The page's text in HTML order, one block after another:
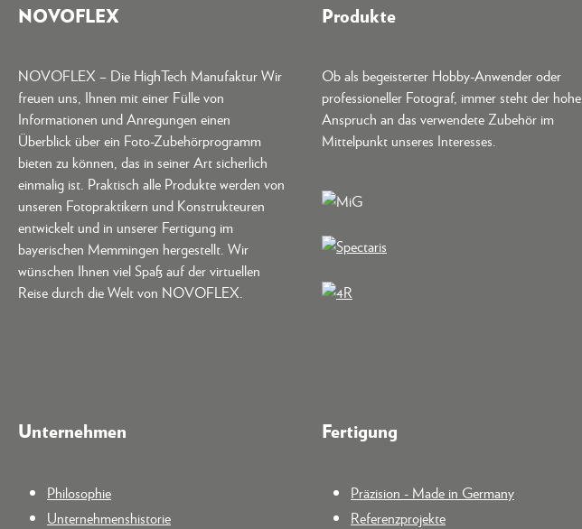
NOVOFLEX
NOVOFLEX – Die HighTech Manufaktur Wir
freuen uns, Ihnen mit einer Fülle von
Informationen und Anregungen einen
Überblick über ein Foto-Zubehörprogramm
bieten zu können, das in seiner Art sicherlich
einmalig ist. Praktisch alle Produkte werden von
unseren Fotopraktikern und Konstrukteuren
entwickelt und in unserer Fertigung im
bayerischen Memmingen hergestellt. Wir
wünschen Ihnen viel Spaß auf der virtuellen
Reise durch die Welt von NOVOFLEX.
Produkte
Ob als begeisterter Hobby-Anwender oder
professioneller Fotograf, immer steht der hohe
Anspruch an das verwendete Zubehör im
Mittelpunkt unseres Interesses.
Unternehmen
Philosophie
Unternehmenshistorie
Fertigung
Präzision - Made in Germany
Referenzprojekte